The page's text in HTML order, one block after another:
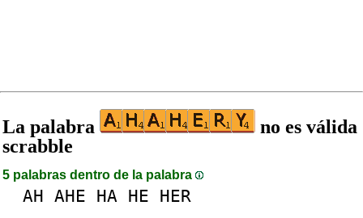
La palabra
no es válida
scrabble
5 palabras dentro de la palabra
AH AHE HA HE HER